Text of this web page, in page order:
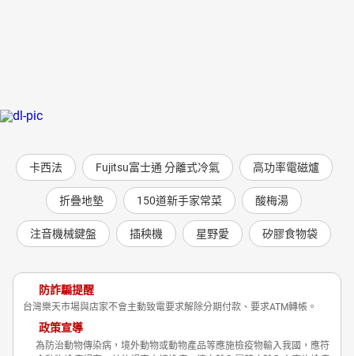
卡西法 Fujitsu富士通 分離式冷氣 高功率電磁爐
折疊地墊 150道新手家常菜 酸梅湯
注音機械鍵盤 插秧機 星野愛 矽膠食物袋
防詐騙提醒
台灣樂天市場與店家不會主動致電要求解除分期付款、要求ATM轉帳。
政策宣導
為防治動物傳染病，境外動物或動物產品等應施檢疫物輸入我國，應符